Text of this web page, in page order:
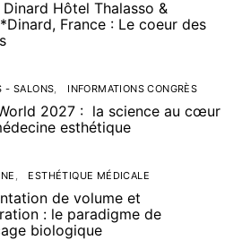
Dinard Hôtel Thalasso &
France : Le coeur des
- SALONS INFORMATIONS CONGRÈS
2027 : la science au cœur
esthétique
ESTHÉTIQUE MÉDICALE
de volume et
: le paradigme de
biologique